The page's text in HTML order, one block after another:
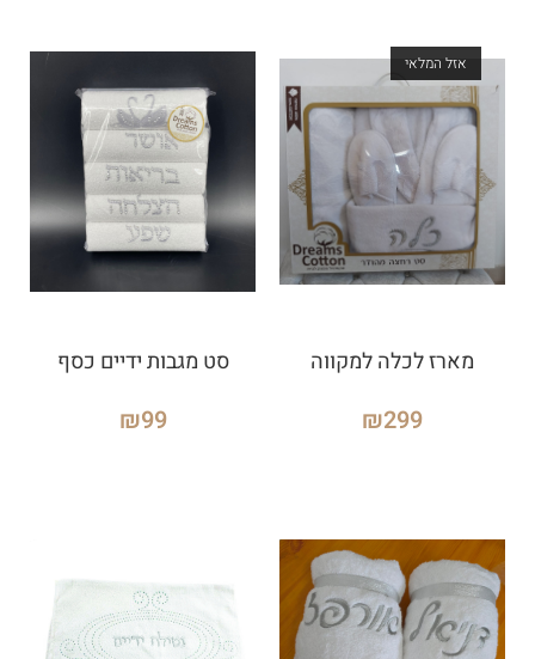
אזל המלאי
מארז לכלה למקווה
₪299
סט מגבות ידיים כסף
₪99